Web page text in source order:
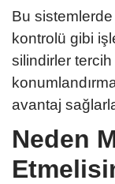
Bu
kontrolü gibi
silindirler
avantaj
Neden